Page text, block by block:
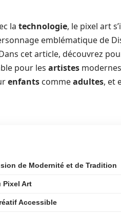
la technologie, le pixel art
emblématique de
cet article, découvrez
pour les artistes
enfants commeadultes, et
de Modernité et de Tradition
Pixel Art
Accessible